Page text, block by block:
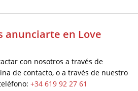
anunciarte en Love
con nosotros a través de
de contacto, o a través de nuestro
+34 619 92 27 61